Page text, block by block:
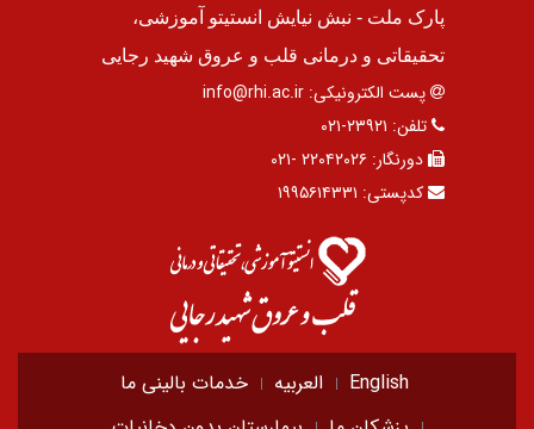
پارک ملت - نبش نیایش انستیتو آموزشی،
تحقیقاتی و درمانی قلب و عروق شهید رجایی
پست الکترونیکی: info@rhi.ac.ir
تلفن: ۲۳۹۲۱-۰۲۱
دورنگار: ۲۲۰۴۲۰۲۶ -۰۲۱
کدپستی: ۱۹۹۵۶۱۴۳۳۱
English العربیه
خدمات بالینی ما